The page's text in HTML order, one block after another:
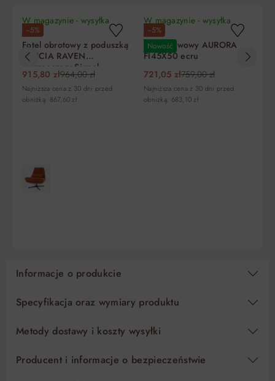
−5%
W magazynie - wysyłka
jutro!
Fotel obrotowy z poduszką
FELICIA RAVEN
ciemnoszary Signal
915,80 zł964,00 zł
Najniższa cena z 30 dni przed
obniżką: 867,60 zł
−5%
Nowość
W magazynie - wysyłka
jutro!
Stolik kawowy AURORA
FI45X50 ecru
721,05 zł759,00 zł
Najniższa cena z 30 dni przed
obniżką: 683,10 zł
Informacje o produkcie
Specyfikacja oraz wymiary produktu
Metody dostawy i koszty wysyłki
Producent i informacje o bezpieczeństwie